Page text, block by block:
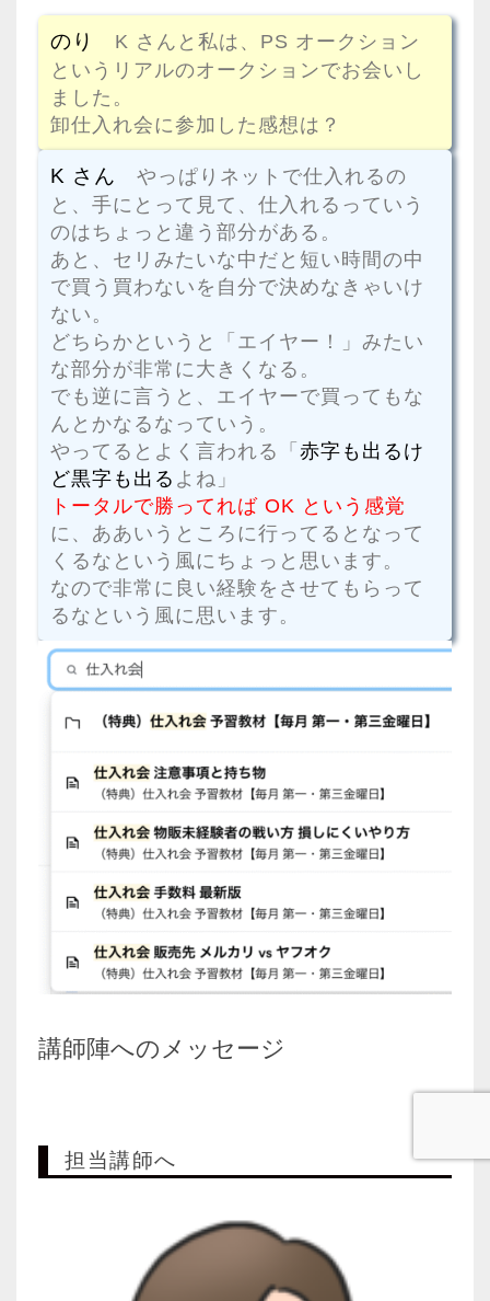
のり
K さんと私は、PS オークション
というリアルのオークションでお会いし
ました。
卸仕入れ会に参加した感想は？
K さん やっぱりネットで仕入れるの
と、手にとって見て、仕入れるっていう
のはちょっと違う部分がある。
あと、セリみたいな中だと短い時間の中
で買う買わないを自分で決めなきゃいけ
ない。
どちらかというと「エイヤー！」みたい
な部分が非常に大きくなる。
でも逆に言うと、エイヤーで買ってもな
んとかなるなっていう。
やってるとよく言われる「 赤字も出るけ
ど黒字も出る よね」
トータルで勝ってれば OK という感覚
に、ああいうところに行ってるとなって
くるなという風にちょっと思います。
なので非常に良い経験をさせてもらって
るなという風に思います。
講師陣へのメッセージ
担当講師へ